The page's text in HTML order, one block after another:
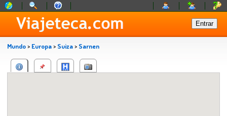
Mundo> Europa> Suiza> Sarnen